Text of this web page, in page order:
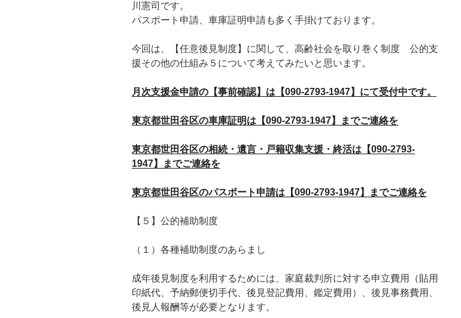
川憲司です。
パスポート申請、車庫証明申請も多く手掛けております。
今回は、【任意後見制度】に関して、高齢社会を取り巻く制度 公的支
援その他の仕組み５について考えてみたいと思います。
月次支援金申請の【事前確認】は【090-2793-1947】にて受付中です。
東京都世田谷区の車庫証明は【090-2793-1947】までご連絡を
東京都世田谷区の相続・遺言・戸籍収集支援・終活は【090-2793-
1947】までご連絡を
東京都世田谷区のパスポート申請は【090-2793-1947】までご連絡を
【５】公的補助制度
（１）各種補助制度のあらまし
成年後見制度を利用するためには、家庭裁判所に対する申立費用（貼用
印紙代、予納郵便切手代、後見登記費用、鑑定費用）、後見事務費用、
後見人報酬等が必要となります。